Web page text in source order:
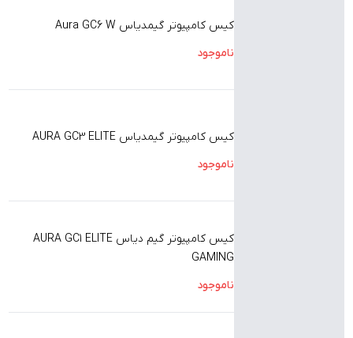
کیس کامپیوتر گیمدیاس Aura GC6 W
ناموجود
کیس کامپیوتر گیمدیاس AURA GC3 ELITE
ناموجود
کیس کامپیوتر گیم دیاس AURA GC1 ELITE
GAMING
ناموجود